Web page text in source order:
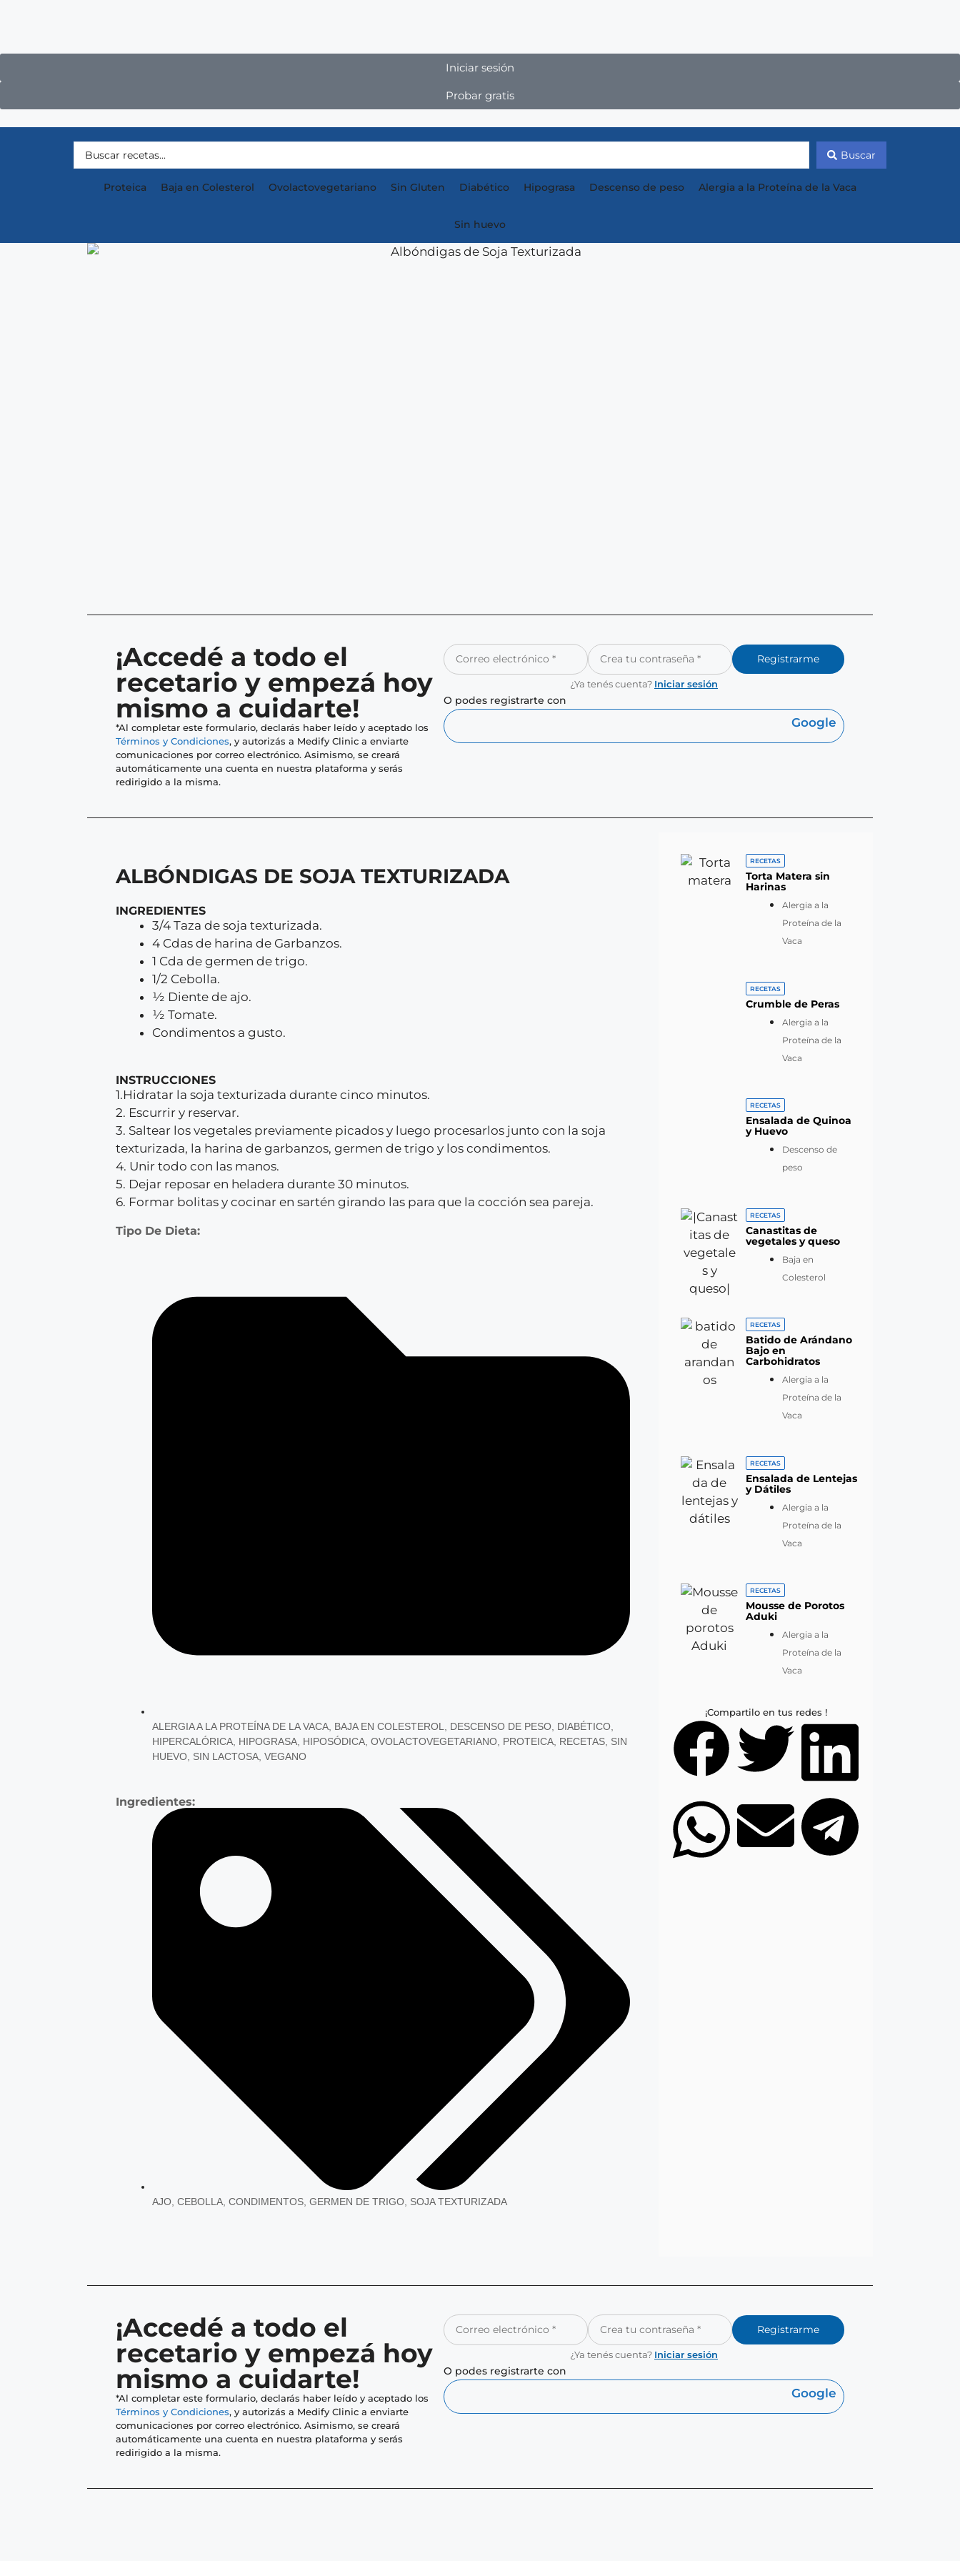
Iniciar sesión
Probar gratis
Buscar
Proteica Baja en Colesterol Ovolactovegetariano Sin Gluten Diabético Hipograsa Descenso de peso Alergia a la Proteína de la Vaca
Sin huevo
¡Accedé a todo el
recetario y empezá hoy
mismo a cuidarte!
*Al completar este formulario, declarás haber leído y aceptado los
Términos y Condiciones, y autorizás a Medify Clinic a enviarte
comunicaciones por correo electrónico. Asimismo, se creará
automáticamente una cuenta en nuestra plataforma y serás
redirigido a la misma.
Registrarme
¿Ya tenés cuenta? Iniciar sesión
O podes registrarte con
Google
ALBÓNDIGAS DE SOJA TEXTURIZADA
INGREDIENTES
3/4 Taza de soja texturizada.
4 Cdas de harina de Garbanzos.
1 Cda de germen de trigo.
1/2 Cebolla.
½ Diente de ajo.
½ Tomate.
Condimentos a gusto.
INSTRUCCIONES
1.Hidratar la soja texturizada durante cinco minutos.
2. Escurrir y reservar.
3. Saltear los vegetales previamente picados y luego procesarlos junto con la soja
texturizada, la harina de garbanzos, germen de trigo y los condimentos.
4. Unir todo con las manos.
5. Dejar reposar en heladera durante 30 minutos.
6. Formar bolitas y cocinar en sartén girando las para que la cocción sea pareja.
Tipo De Dieta:
ALERGIA A LA PROTEÍNA DE LA VACA BAJA EN COLESTEROL DESCENSO DE PESO DIABÉTICO
HIPERCALÓRICA HIPOGRASA HIPOSÓDICA OVOLACTOVEGETARIANO PROTEICA RECETAS SIN
HUEVO SIN LACTOSA VEGANO
Ingredientes:
AJO CEBOLLA CONDIMENTOS GERMEN DE TRIGO SOJA TEXTURIZADA
RECETAS
Torta Matera sin
Harinas
Alergia a la
Proteína de la
Vaca
RECETAS
Crumble de Peras
Alergia a la
Proteína de la
Vaca
RECETAS
Ensalada de Quinoa
y Huevo
Descenso de
peso
RECETAS
Canastitas de
vegetales y queso
Baja en
Colesterol
RECETAS
Batido de Arándano
Bajo en
Carbohidratos
Alergia a la
Proteína de la
Vaca
RECETAS
Ensalada de Lentejas
y Dátiles
Alergia a la
Proteína de la
Vaca
RECETAS
Mousse de Porotos
Aduki
Alergia a la
Proteína de la
Vaca
¡Compartilo en tus redes !
¡Accedé a todo el
recetario y empezá hoy
mismo a cuidarte!
*Al completar este formulario, declarás haber leído y aceptado los
Términos y Condiciones, y autorizás a Medify Clinic a enviarte
comunicaciones por correo electrónico. Asimismo, se creará
automáticamente una cuenta en nuestra plataforma y serás
redirigido a la misma.
Registrarme
¿Ya tenés cuenta? Iniciar sesión
O podes registrarte con
Google